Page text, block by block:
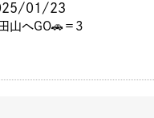
01/23
山へGO🚗＝3